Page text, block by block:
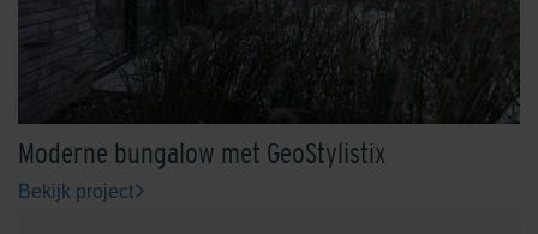
Moderne bungalow met GeoStylistix
Bekijk project